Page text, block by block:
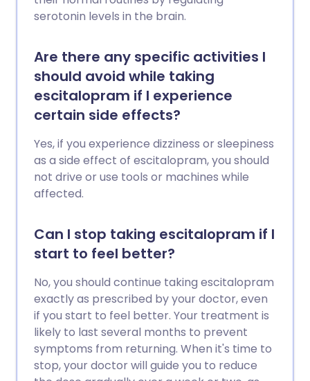
serotonin levels in the brain.
Are there any specific activities I
should avoid while taking
escitalopram if I experience
certain side effects?
Yes, if you experience dizziness or sleepiness
as a side effect of escitalopram, you should
not drive or use tools or machines while
affected.
Can I stop taking escitalopram if I
start to feel better?
No, you should continue taking escitalopram
exactly as prescribed by your doctor, even
if you start to feel better. Your treatment is
likely to last several months to prevent
symptoms from returning. When it's time to
stop, your doctor will guide you to reduce